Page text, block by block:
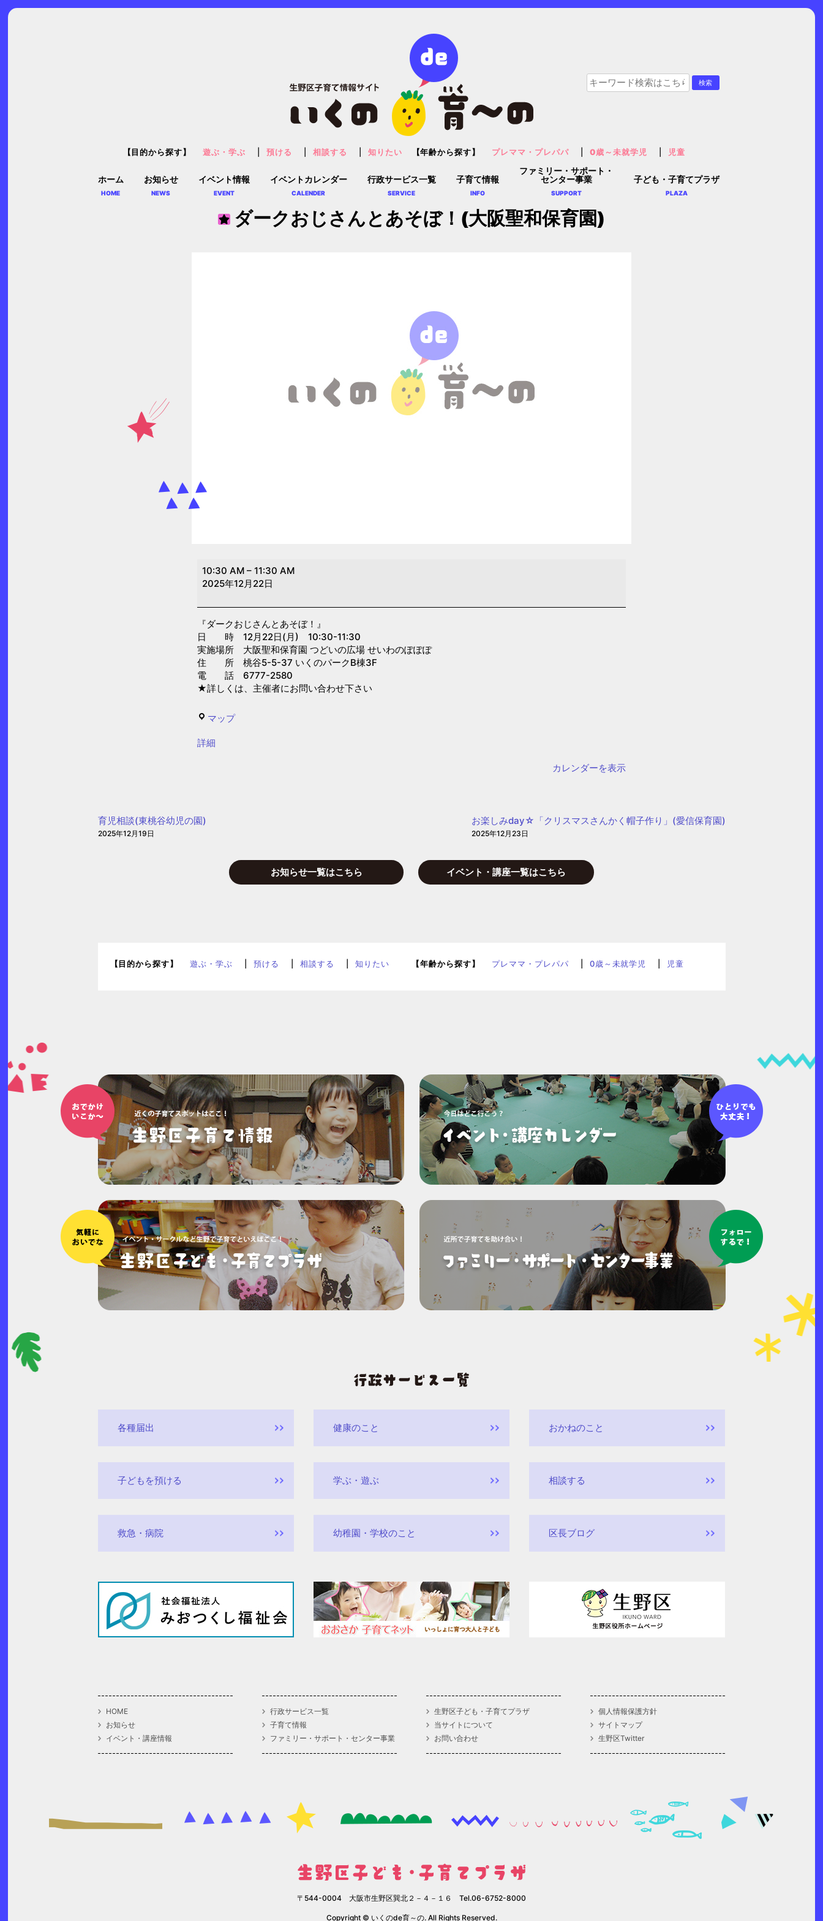
ホーム
HOME
お知らせ
NEWS
イベント情報
EVENT
イベントカレンダー
CALENDER
行政サービス一覧
SERVICE
子育て情報
INFO
ファミリー・サポート・
センター事業
SUPPORT
子ども・子育てプラザ
PLAZA
【目的から探す】 遊ぶ・学ぶ 預ける 相談する 知りたい 【年齢から探す】 プレママ・プレパパ 0歳～未就学児 児童
ダークおじさんとあそぼ！(大阪聖和保育園)
ダ
ー
じ
さ
ん
と
あ
ぼ！
(大
育
10:30 AM – 11:30 AM
2025年12月22日
『ダークおじさんとあそぼ！』
日 時 12月22日(月) 10:30-11:30
実施場所 大阪聖和保育園 つどいの広場 せいわのぽぽぽ
住 所 桃谷5-5-37 いくのパークB棟3F
電 話 6777-2580
★詳しくは、主催者にお問い合わせ下さい
マップせ
{title}
詳細
カレンダーを表示
育児相談(東桃谷幼児の園)
2025年12月19日
お楽しみday☆「クリスマスさんかく帽子作り」(愛信保育園)
2025年12月23日
お知らせ一覧はこちら イベント・講座一覧はこちら
【目的から探す】 遊ぶ・学ぶ 預ける 相談する 知りたい 【年齢から探す】 プレママ・プレパパ 0歳～未就学児 児童
各種届出 健康のこと おかねのこと
子どもを預ける 学ぶ・遊ぶ 相談する
救急・病院 幼稚園・学校のこと 区長ブログ
HOME
お知らせ
イベント・講座情報
行政サービス一覧
子育て情報
ファミリー・サポート・センター事業
生野区子ども・子育てプラザ
当サイトについて
お問い合わせ
個人情報保護方針
サイトマップ
生野区Twitter
〒544-0004 大阪市生野区巽北２－４－１６ Tel.06-6752-8000
Copyright © いくのde育～の. All Rights Reserved.